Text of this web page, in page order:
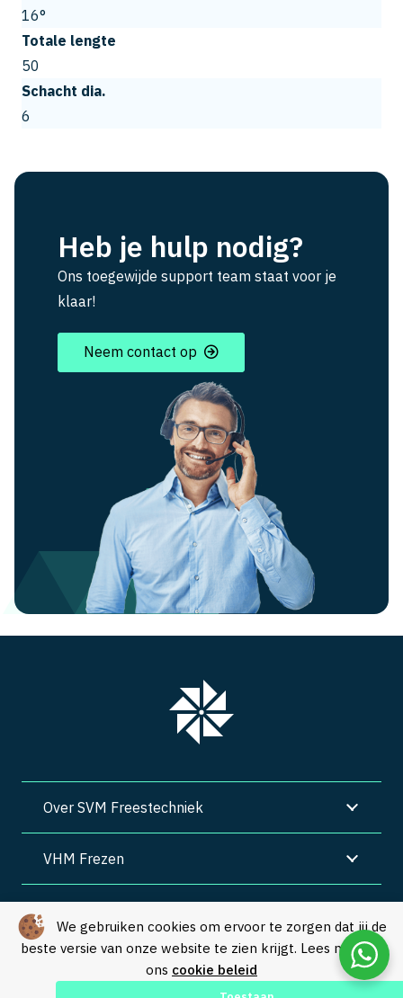
We gebruiken cookies om ervoor te zorgen dat jij de
beste versie van onze website te zien krijgt. Lees meer in
ons cookie beleid
16°
Totale lengte
50
Schacht dia.
6
Heb je hulp nodig?
Ons toegewijde support team staat voor je
klaar!
Neem contact op
Over SVM Freestechniek
VHM Frezen
Algemene voorwaarden | Privacy
© Copyright 2026 – SVM Freestechniek |
Webdesign by Yooker–